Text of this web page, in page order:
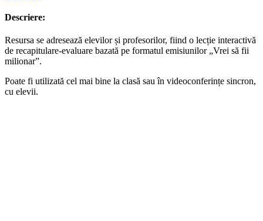
Descriere:
Resursa se adresează elevilor și profesorilor, fiind o lecție interactivă
de recapitulare-evaluare bazată pe formatul emisiunilor „Vrei să fii
milionar”.
Poate fi utilizată cel mai bine la clasă sau în videoconferințe sincron,
cu elevii.